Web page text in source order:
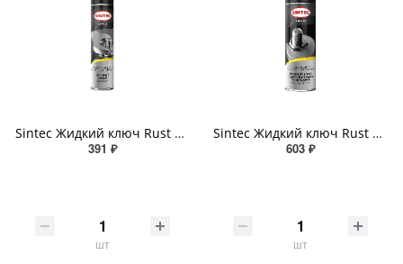
Sintec Жидкий ключ Rust Blast 400мл (аэрозоль)
391 ₽
шт
Sintec Жидкий ключ Rust Blast MoS2 650мл (аэрозоль)
603 ₽
шт